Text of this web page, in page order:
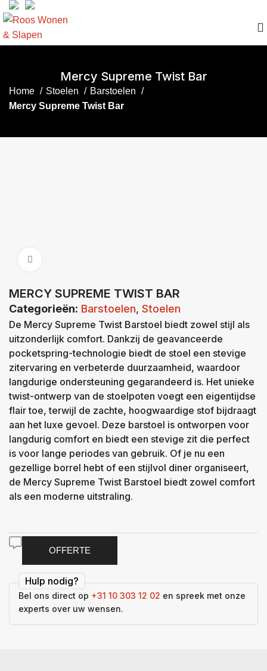
Mercy Supreme Twist Bar
Home Stoelen
Barstoelen
Mercy Supreme Twist Bar
MERCY SUPREME TWIST BAR
Categorieën: Barstoelen,Stoelen
De Mercy Supreme Twist Barstoel biedt zowel stijl als
uitzonderlijk comfort. Dankzij de geavanceerde
pocketspring-technologie biedt de stoel een stevige
zitervaring en verbeterde duurzaamheid, waardoor
langdurige ondersteuning gegarandeerd is. Het unieke
twist-ontwerp van de stoelpoten voegt een eigentijdse
flair toe, terwijl de zachte, hoogwaardige stof bijdraagt
aan het luxe gevoel. Deze barstoel is ontworpen voor
langdurig comfort en biedt een stevige zit die perfect
is voor lange periodes van gebruik. Of je nu een
gezellige borrel hebt of een stijlvol diner organiseert,
de Mercy Supreme Twist Barstoel biedt zowel comfort
als een moderne uitstraling.
OFFERTE
Hulp nodig?
Bel ons direct op +31 10 303 12 02 en spreek met onze
experts over uw wensen.